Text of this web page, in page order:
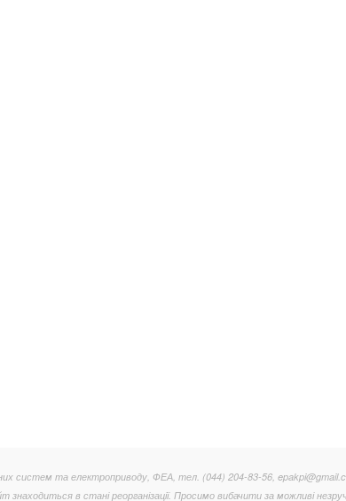
систем та електроприводу, ФЕА, тел. (044) 204-83-56,
знаходиться в стані реорганізації. Просимо вибачити за можливі